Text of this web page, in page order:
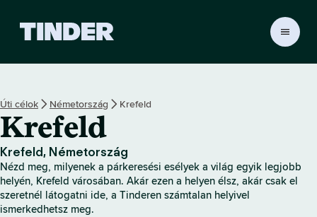
r
z
d
ő
o
Úti célok Németország Krefeld
Krefeld
Krefeld, Németország
Nézd meg, milyenek a párkeresési esélyek a világ egyik legjobb
helyén, Krefeld városában. Akár ezen a helyen élsz, akár csak el
szeretnél látogatni ide, a Tinderen számtalan helyivel
ismerkedhetsz meg.